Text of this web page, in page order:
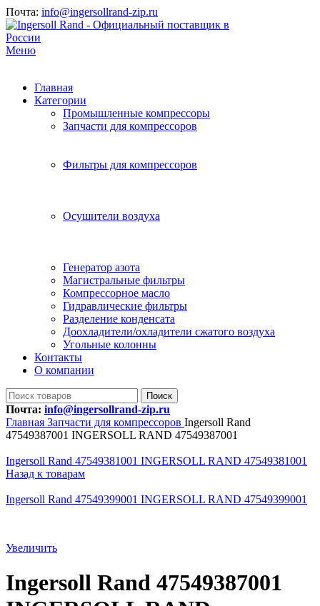
Почта: info@ingersollrand-zip.ru
Меню
Главная
Категории
Промышленные компрессоры
Запчасти для компрессоров
Фильтры для компрессоров
Осушители воздуха
Генератор азота
Магистральные фильтры
Компрессорное масло
Гидравлические фильтры
Разделение конденсата
Доохладители/охладители сжатого воздуха
Угольные колонны
Контакты
О компании
Поиск
Почта: info@ingersollrand-zip.ru
Главная Запчасти для компрессоров Ingersoll Rand
47549387001 INGERSOLL RAND 47549387001
Ingersoll Rand 47549381001 INGERSOLL RAND 47549381001
Назад к товарам
Ingersoll Rand 47549399001 INGERSOLL RAND 47549399001
Увеличить
Ingersoll Rand 47549387001